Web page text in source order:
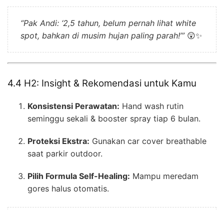
“Pak Andi: ‘2,5 tahun, belum pernah lihat white
spot, bahkan di musim hujan paling parah!’”😲✨
4.4 H2: Insight & Rekomendasi untuk Kamu
Konsistensi Perawatan: Hand wash rutin
seminggu sekali & booster spray tiap 6 bulan.
Proteksi Ekstra: Gunakan car cover breathable
saat parkir outdoor.
Pilih Formula Self-Healing: Mampu meredam
gores halus otomatis.